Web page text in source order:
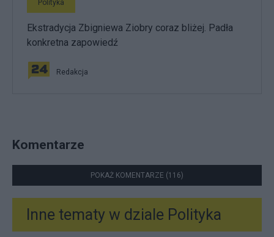
Polityka
Ekstradycja Zbigniewa Ziobry coraz bliżej. Padła
konkretna zapowiedź
Redakcja
Komentarze
POKAŻ KOMENTARZE (116)
Inne tematy w dziale Polityka